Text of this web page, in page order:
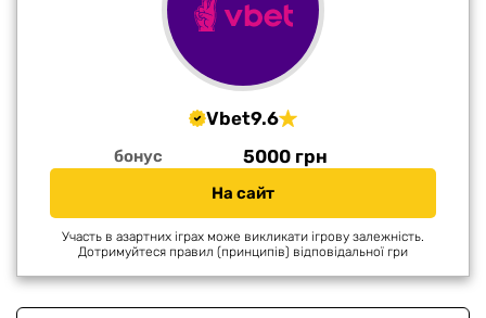
Vbet9.6
бонус 5000 грн
На сайт
Участь в азартних іграх може викликати ігрову залежність.
Дотримуйтеся правил (принципів) відповідальної гри